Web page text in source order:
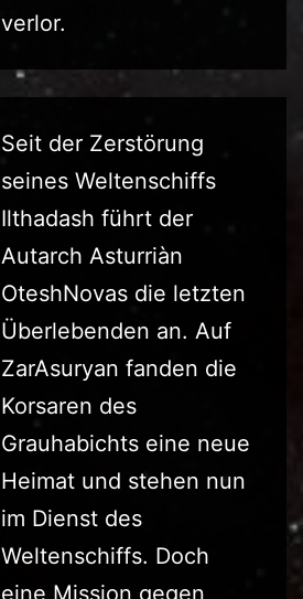
verlor.
Seit der Zerstörung
seines Weltenschiffs
Ilthadash führt der
Autarch Asturriàn
OteshNovas die letzten
Überlebenden an. Auf
ZarAsuryan fanden die
Korsaren des
Grauhabichts eine neue
Heimat und stehen nun
im Dienst des
Weltenschiffs. Doch
eine Mission gegen